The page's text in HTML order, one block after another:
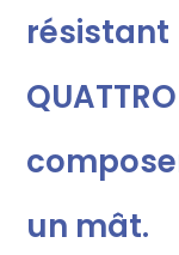
résistant
un mât.